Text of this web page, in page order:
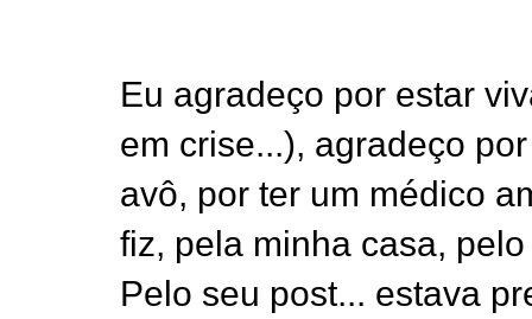
Eu agradeço por estar
em crise...), agradeço
avô, por ter um médico
fiz, pela minha casa,
Pelo seu post... estava